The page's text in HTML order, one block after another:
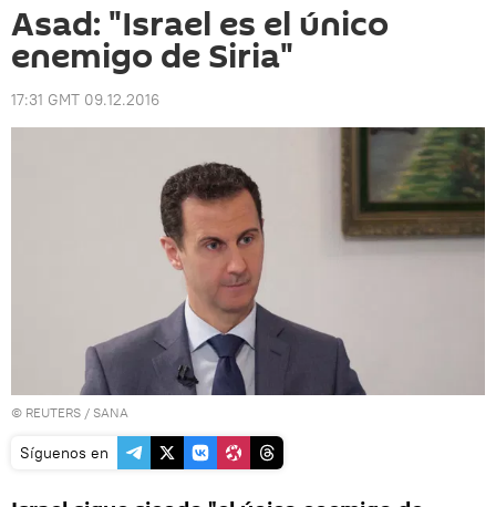
Asad: "Israel es el único
enemigo de Siria"
17:31 GMT 09.12.2016
© REUTERS / SANA
Síguenos en